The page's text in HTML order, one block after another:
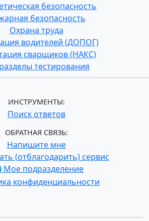
безопасность
безопасность
Охрана труда
водителей (ДОПОГ)
сварщиков (НАКС)
тестирования
ИНСТРУМЕНТЫ:
Поиск ответов
ОБРАТНАЯ СВЯЗЬ:
Напишите мне
(отблагодарить) сервис
Мое подразделение
конфиденциальности